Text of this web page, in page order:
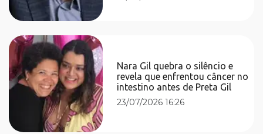
Nara Gil quebra o silêncio e
revela que enfrentou câncer no
intestino antes de Preta Gil
23/07/2026 16:26